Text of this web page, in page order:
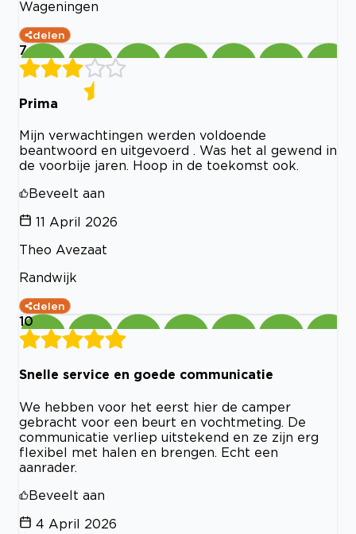
Wageningen
delen
7
Prima
Mijn verwachtingen werden voldoende
beantwoord en uitgevoerd . Was het al gewend in
de voorbije jaren. Hoop in de toekomst ook.
Beveelt aan
11 April 2026
Theo Avezaat
Randwijk
delen
10
Snelle service en goede communicatie
We hebben voor het eerst hier de camper
gebracht voor een beurt en vochtmeting. De
communicatie verliep uitstekend en ze zijn erg
flexibel met halen en brengen. Echt een
aanrader.
Beveelt aan
4 April 2026